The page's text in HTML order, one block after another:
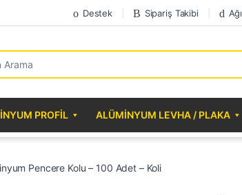
Destek Sipariş Takibi
PROFIL ALÜMINYUM LEVHA / PLAKA
Pencere Kolu – 100 Adet – Koli